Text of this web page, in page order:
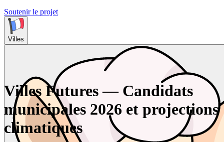
Soutenir le projet
Villes
Villes Futures — Candidats
municipales 2026 et projections
climatiques